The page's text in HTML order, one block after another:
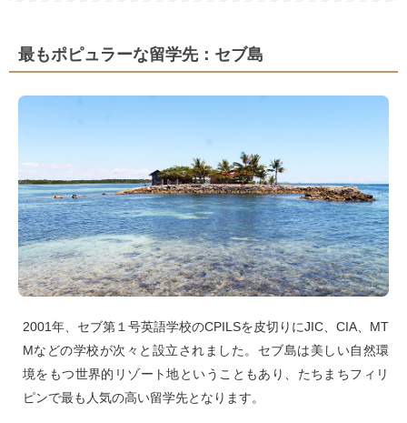
最もポピュラーな留学先：セブ島
2001年、セブ第１号英語学校のCPILSを皮切りにJIC、CIA、MT
Mなどの学校が次々と設立されました。セブ島は美しい自然環
境をもつ世界的リゾート地ということもあり、たちまちフィリ
ピンで最も人気の高い留学先となります。